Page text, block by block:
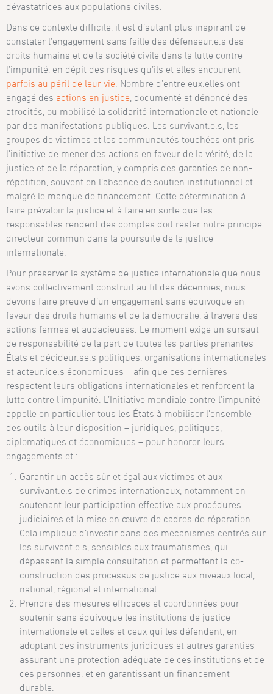
dévastatrices aux populations civiles.
Dans ce contexte difficile, il est d’autant plus inspirant de
constater l’engagement sans faille des défenseur.e.s des
droits humains et de la société civile dans la lutte contre
l’impunité, en dépit des risques qu’ils et elles encourent –
parfois au péril de leur vie . Nombre d’entre eux.elles ont
engagé des actions en justice , documenté et dénoncé des
atrocités, ou mobilisé la solidarité internationale et nationale
par des manifestations publiques. Les survivant.e.s, les
groupes de victimes et les communautés touchées ont pris
l’initiative de mener des actions en faveur de la vérité, de la
justice et de la réparation, y compris des garanties de non-
répétition, souvent en l’absence de soutien institutionnel et
malgré le manque de financement. Cette détermination à
faire prévaloir la justice et à faire en sorte que les
responsables rendent des comptes doit rester notre principe
directeur commun dans la poursuite de la justice
internationale.
Pour préserver le système de justice internationale que nous
avons collectivement construit au fil des décennies, nous
devons faire preuve d’un engagement sans équivoque en
faveur des droits humains et de la démocratie, à travers des
actions fermes et audacieuses. Le moment exige un sursaut
de responsabilité de la part de toutes les parties prenantes –
États et décideur.se.s politiques, organisations internationales
et acteur.ice.s économiques – afin que ces dernières
respectent leurs obligations internationales et renforcent la
lutte contre l’impunité. L’Initiative mondiale contre l’impunité
appelle en particulier tous les États à mobiliser l’ensemble
des outils à leur disposition – juridiques, politiques,
diplomatiques et économiques – pour honorer leurs
engagements et :
Garantir un accès sûr et égal aux victimes et aux
survivant.e.s de crimes internationaux, notamment en
soutenant leur participation effective aux procédures
judiciaires et la mise en œuvre de cadres de réparation.
Cela implique d’investir dans des mécanismes centrés sur
les survivant.e.s, sensibles aux traumatismes, qui
dépassent la simple consultation et permettent la co-
construction des processus de justice aux niveaux local,
national, régional et international.
Prendre des mesures efficaces et coordonnées pour
soutenir sans équivoque les institutions de justice
internationale et celles et ceux qui les défendent, en
adoptant des instruments juridiques et autres garanties
assurant une protection adéquate de ces institutions et de
ces personnes, et en garantissant un financement
durable.